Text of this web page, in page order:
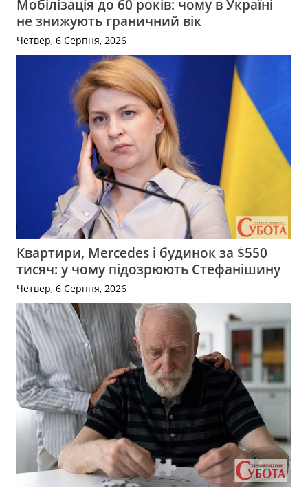
Мобілізація до 60 років: чому в Україні
не знижують граничний вік
Четвер, 6 Серпня, 2026
Квартири, Mercedes і будинок за $550
тисяч: у чому підозрюють Стефанішину
Четвер, 6 Серпня, 2026